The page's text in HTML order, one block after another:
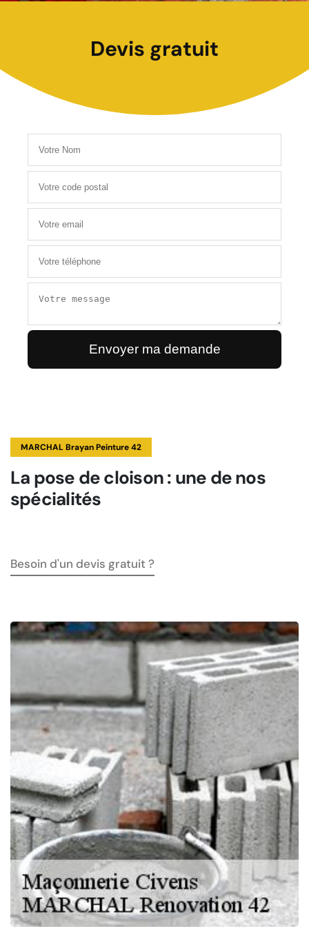
Devis gratuit
MARCHAL Brayan Peinture 42
La pose de cloison : une de nos
spécialités
Besoin d'un devis gratuit ?